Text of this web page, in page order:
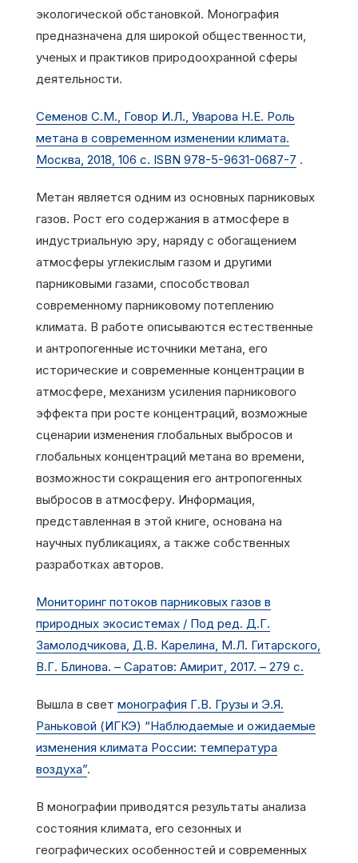
экологической обстановкой. Монография
предназначена для широкой общественности,
ученых и практиков природоохранной сферы
деятельности.
Семенов С.М., Говор И.Л., Уварова Н.Е. Роль
метана в современном изменении климата.
Москва, 2018, 106 с. ISBN 978-5-9631-0687-7 .
Метан является одним из основных парниковых
газов. Рост его содержания в атмосфере в
индустриальную эру, наряду с обогащением
атмосферы углекислым газом и другими
парниковыми газами, способствовал
современному парниковому потеплению
климата. В работе описываются естественные
и антропогенные источники метана, его
исторические и современные концентрации в
атмосфере, механизм усиления парникового
эффекта при росте концентраций, возможные
сценарии изменения глобальных выбросов и
глобальных концентраций метана во времени,
возможности сокращения его антропогенных
выбросов в атмосферу. Информация,
представленная в этой книге, основана на
научных публикациях, а также собственных
разработках авторов.
Мониторинг потоков парниковых газов в
природных экосистемах / Под ред. Д.Г.
Замолодчикова, Д.В. Карелина, М.Л. Гитарского,
В.Г. Блинова. – Саратов: Амирит, 2017. – 279 с.
Вышла в свет монография Г.В. Грузы и Э.Я.
Раньковой (ИГКЭ) “Наблюдаемые и ожидаемые
изменения климата России: температура
воздуха”.
В монографии приводятся результаты анализа
состояния климата, его сезонных и
географических особенностей и современных